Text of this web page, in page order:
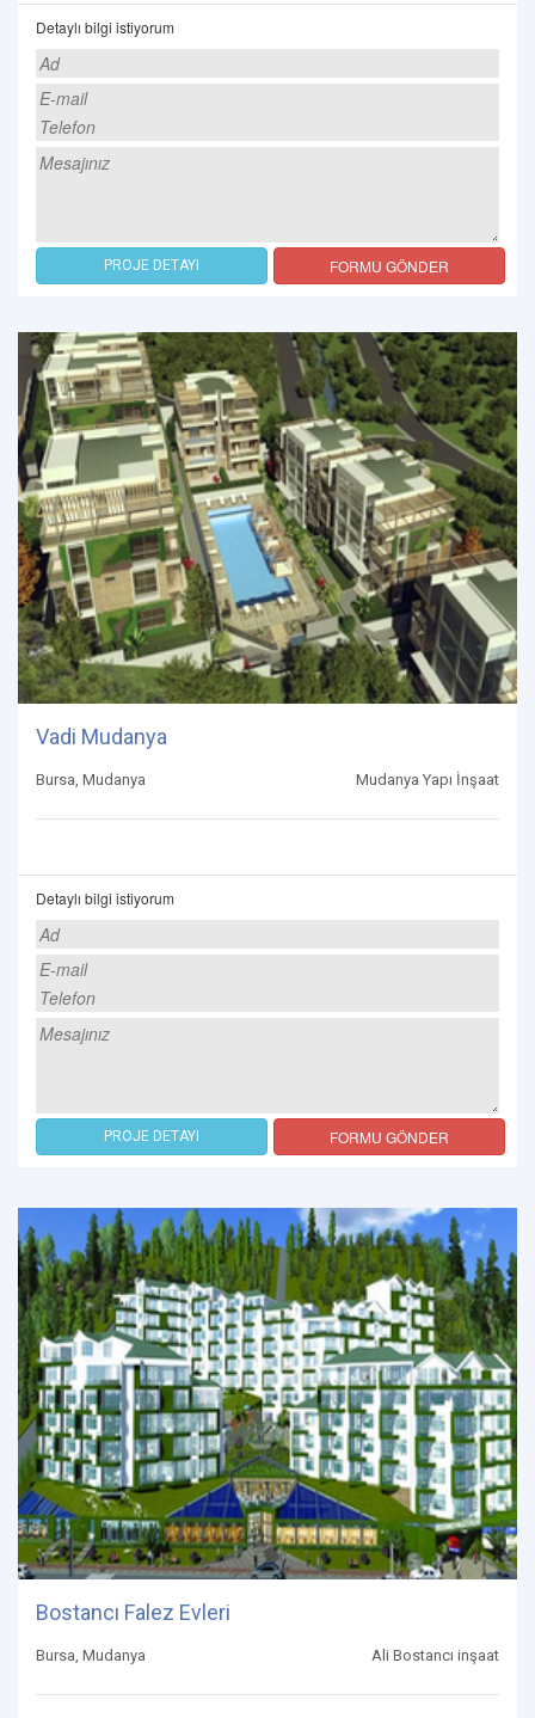
Detaylı bilgi istiyorum
PROJE DETAYI FORMU GÖNDER
Vadi Mudanya
Bursa, Mudanya Mudanya Yapı İnşaat
Detaylı bilgi istiyorum
PROJE DETAYI FORMU GÖNDER
Bostancı Falez Evleri
Bursa, Mudanya Ali Bostancı inşaat